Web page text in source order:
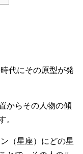
代にその原型が発
からその人物の傾
。
（星座）にどの星